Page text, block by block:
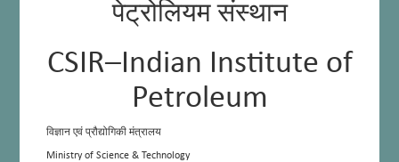
पेट्रोलियम संस्थान
CSIR–Indian Institute of
Petroleum
विज्ञान एवं प्रौद्योगिकी मंत्रालय
Ministry of Science & Technology